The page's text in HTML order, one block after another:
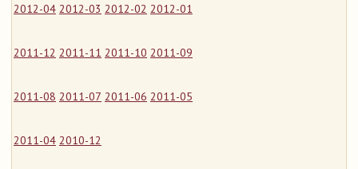
2012-04 2012-03 2012-02 2012-01
2011-12 2011-11 2011-10 2011-09
2011-08 2011-07 2011-06 2011-05
2011-04 2010-12